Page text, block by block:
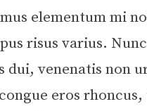
elementum mi
risus varius.
venenatis non
eros